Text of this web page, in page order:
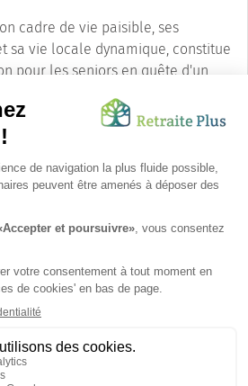
cadre de vie paisible, ses
sa vie locale dynamique, constitue
pour les seniors en quête d'un
besoins spécifiques des
un environnement de vie
période de la vie. Découvrez
par le charme de cette
SUR :